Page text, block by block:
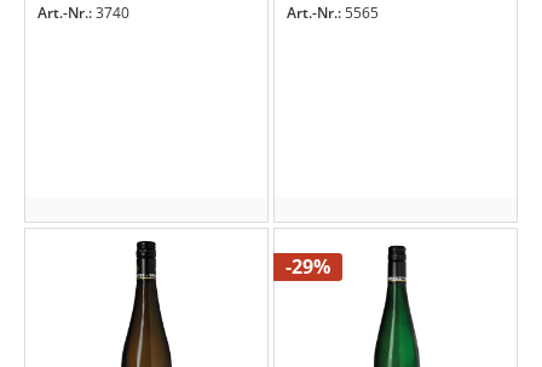
Art.-Nr.:3740 Art.-Nr.:5565
-29%